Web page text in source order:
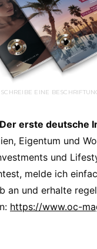
SCHREIBE EINE
erste deutsche
Eigentum und
und
melde ich
an und erhalte
https://www.oc-